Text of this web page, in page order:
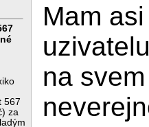
567
za
Mam
na